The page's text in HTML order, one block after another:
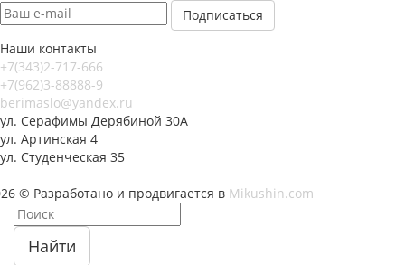
Наши контакты
+7(343)2-717-666
+7(962)3-88888-9
berimaslo@yandex.ru
ул. Серафимы Дерябиной 30А
ул. Артинская 4
ул. Студенческая 35
© Разработано и продвигается в Mikushin.com
Найти